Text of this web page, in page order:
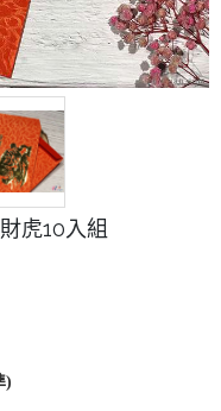
虎10入組
)